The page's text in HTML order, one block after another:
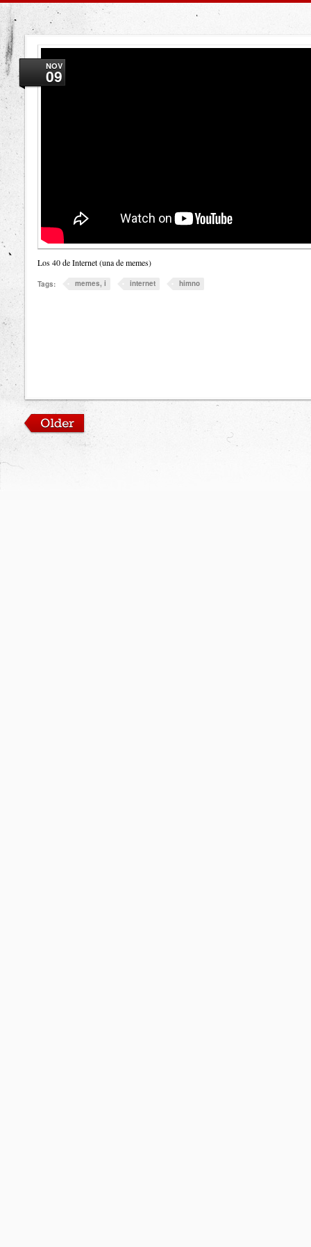
NOV
09
Los 40 de Internet (una de memes)
Tags: memes, i internet himno